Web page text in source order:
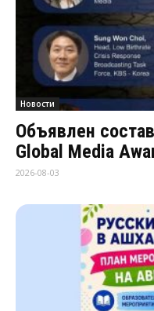
Новости
Объявлен
Global Media
2026-08-03